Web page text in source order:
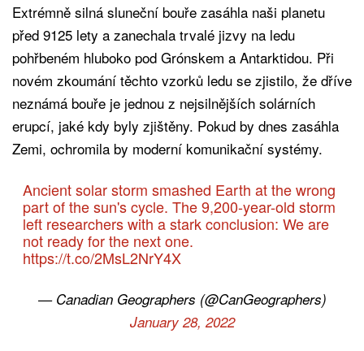
Extrémně silná sluneční bouře zasáhla naši planetu
před 9125 lety a zanechala trvalé jizvy na ledu
pohřbeném hluboko pod Grónskem a Antarktidou. Při
novém zkoumání těchto vzorků ledu se zjistilo, že dříve
neznámá bouře je jednou z nejsilnějších solárních
erupcí, jaké kdy byly zjištěny. Pokud by dnes zasáhla
Zemi, ochromila by moderní komunikační systémy.
Ancient solar storm smashed Earth at the wrong
part of the sun's cycle. The 9,200-year-old storm
left researchers with a stark conclusion: We are
not ready for the next one.
https://t.co/2MsL2NrY4X
— Canadian Geographers (@CanGeographers)
January 28, 2022